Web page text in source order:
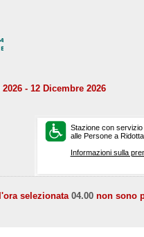
- 12 Dicembre 2026
Stazione con
alle Persone a
Informazioni sulla
selezionata04.00 non sono